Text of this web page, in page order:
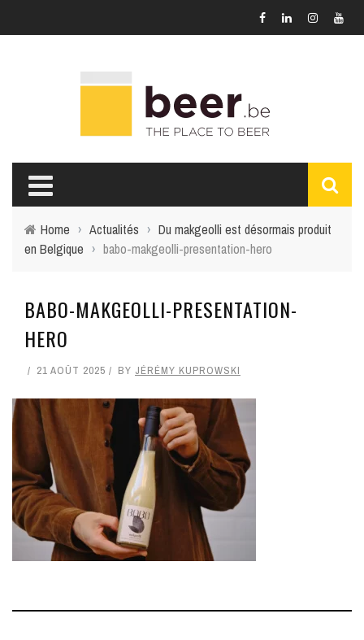
Home › Actualités › Du makgeolli est désormais produit
en Belgique › babo-makgeolli-presentation-hero
BABO-MAKGEOLLI-PRESENTATION-
HERO
21 AOÛT 2025 BY JÉRÉMY KUPROWSKI